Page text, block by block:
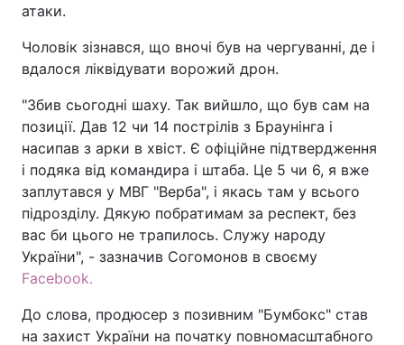
атаки.
Чоловік зізнався, що вночі був на чергуванні, де і
вдалося ліквідувати ворожий дрон.
"Збив сьогодні шаху. Так вийшло, що був сам на
позиції. Дав 12 чи 14 пострілів з Браунінга і
насипав з арки в хвіст. Є офіційне підтвердження
і подяка від командира і штаба. Це 5 чи 6, я вже
заплутався у МВГ "Верба", і якась там у всього
підрозділу. Дякую побратимам за респект, без
вас би цього не трапилось. Служу народу
України", - зазначив Согомонов в своєму
Facebook.
До слова, продюсер з позивним "Бумбокс" став
на захист України на початку повномасштабного